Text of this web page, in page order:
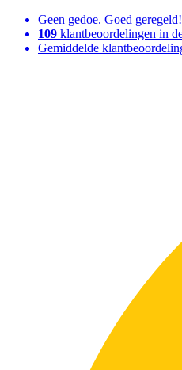
Geen gedoe. Goed geregeld!
109 klantbeoordelingen in
Gemiddelde